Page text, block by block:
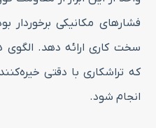
فشارهای مکانیکی برخوردار
سخت کاری ارائه دهد.
که تراشکاری با دقتی
انجام شود.